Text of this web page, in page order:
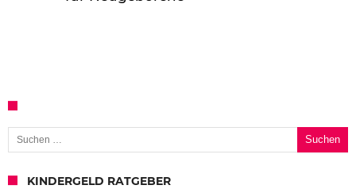
Suchen nach:
KINDERGELD RATGEBER